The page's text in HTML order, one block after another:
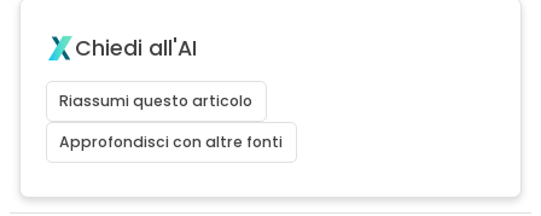
Chiedi all'AI
Riassumi questo articolo
Approfondisci con altre fonti